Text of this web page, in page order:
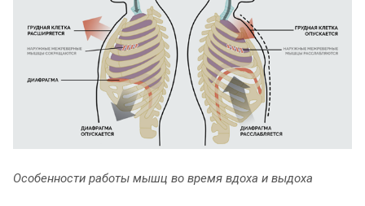
Особенности работы мышц во время вдоха и выдоха